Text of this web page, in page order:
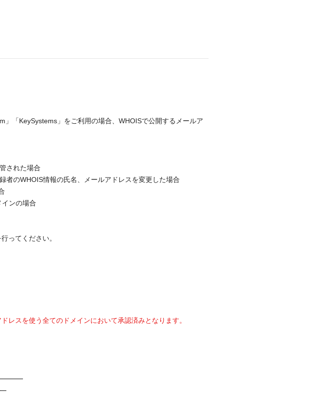
「KeySystems」をご利用の場合、WHOISで公開するメールア
された場合
者のWHOIS情報の氏名、メールアドレスを変更した場合
インの場合
ってください。
レスを使う全てのドメインにおいて承認済みとなります。